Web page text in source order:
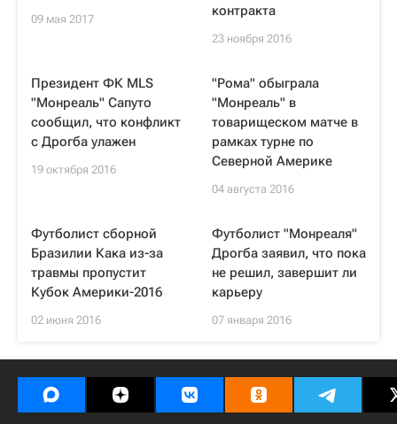
09 мая 2017
контракта
23 ноября 2016
Президент ФК MLS
"Монреаль" Сапуто
сообщил, что конфликт
с Дрогба улажен
19 октября 2016
"Рома" обыграла
"Монреаль" в
товарищеском матче в
рамках турне по
Северной Америке
04 августа 2016
Футболист сборной
Бразилии Кака из-за
травмы пропустит
Кубок Америки-2016
02 июня 2016
Футболист "Монреаля"
Дрогба заявил, что пока
не решил, завершит ли
карьеру
07 января 2016